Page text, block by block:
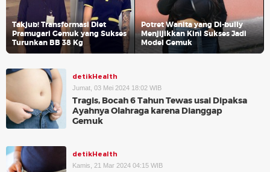
Takjub! Transformasi Diet
Pramugari Gemuk yang Sukses
Turunkan BB 38 Kg
Potret Wanita yang Di-bully
Menjijikkan Kini Sukses Jadi
Model Gemuk
detikHealth
Jumat, 03 Mei 2024 18:02 WIB
Tragis, Bocah 6 Tahun Tewas usai Dipaksa
Ayahnya Olahraga karena Dianggap
Gemuk
detikHealth
Kamis, 21 Mar 2024 04:15 WIB